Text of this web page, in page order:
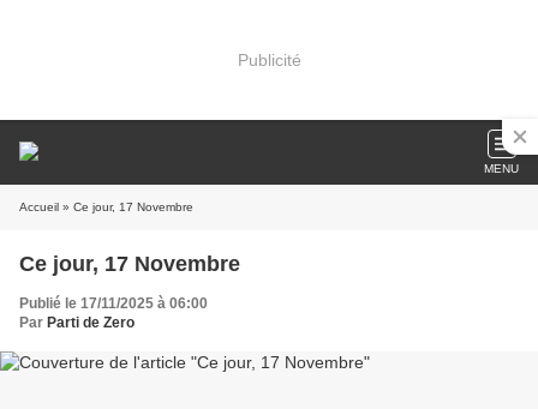
Publicité
MENU
Accueil » Ce jour, 17 Novembre
Ce jour, 17 Novembre
Publié le 17/11/2025 à 06:00
Par Parti de Zero